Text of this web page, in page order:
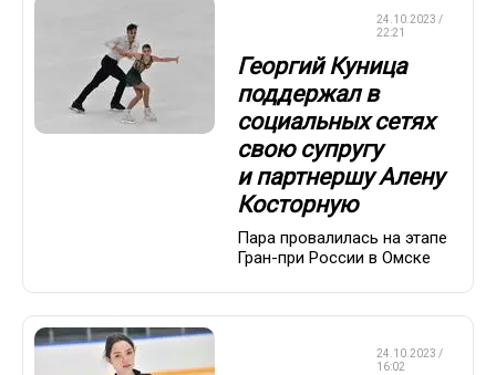
24.10.2023 /
22:21
Георгий Куница
поддержал в
социальных сетях
свою супругу
и партнершу Алену
Косторную
Пара провалилась на этапе
Гран-при России в Омске
24.10.2023 /
16:02